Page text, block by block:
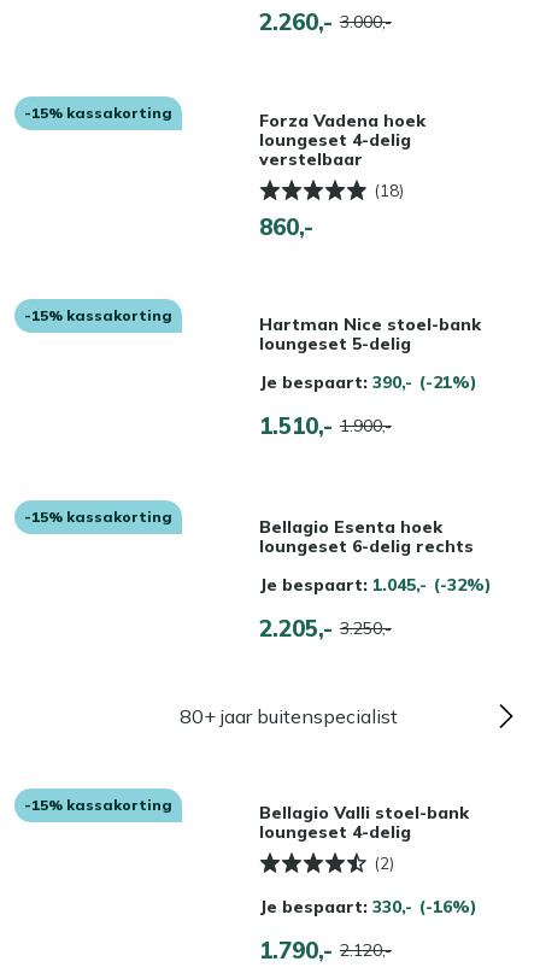
2.260,- 3.000,-
-15% kassakorting
Forza Vadena hoek
loungeset 4-delig
verstelbaar
(18)
860,-
-15% kassakorting
Hartman Nice stoel-bank
loungeset 5-delig
Je bespaart: 390,- (-21%)
1.510,- 1.900,-
-15% kassakorting
Bellagio Esenta hoek
loungeset 6-delig rechts
Je bespaart: 1.045,- (-32%)
2.205,- 3.250,-
80+ jaar buitenspecialist
-15% kassakorting
Bellagio Valli stoel-bank
loungeset 4-delig
(2)
Je bespaart: 330,- (-16%)
1.790,- 2.120,-